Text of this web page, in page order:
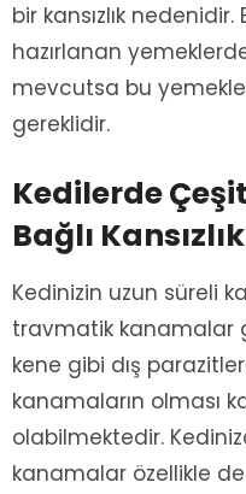
bir kansızlık
hazırlanan
mevcutsa bu
gereklidir.
Kedilerde
Bağlı Kansızlık
Kedinizin uzun süreli
travmatik kanamalar
kene gibi dış
kanamaların olması
olabilmektedir.
kanamalar özellikle